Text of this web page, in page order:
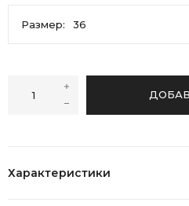
Размер: 36
Характеристики